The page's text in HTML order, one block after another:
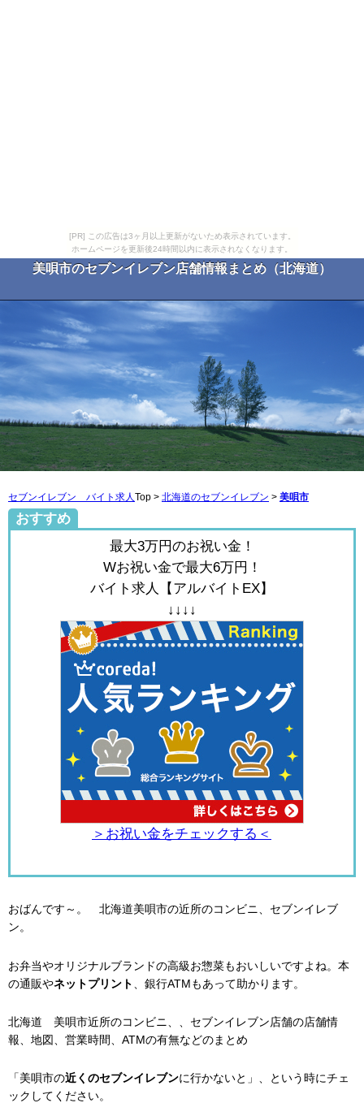
[PR] この広告は3ヶ月以上更新がないため表示されています。
ホームページを更新後24時間以内に表示されなくなります。
美唄市のセブンイレブン店舗情報まとめ（北海道）
セブンイレブン バイト求人 Top > 北海道のセブンイレブン > 美唄市
おすすめ
最大3万円のお祝い金！
Wお祝い金で最大6万円！
バイト求人【アルバイトEX】
↓↓↓↓
＞お祝い金をチェックする＜
おばんです～。 北海道美唄市の近所のコンビニ、セブンイレブ
ン。
お弁当やオリジナルブランドの高級お惣菜もおいしいですよね。本
の通販やネットプリント 、銀行ATMもあって助かります。
北海道 美唄市近所のコンビニ、、セブンイレブン店舗の店舗情
報、地図、営業時間、ATMの有無などのまとめ
「美唄市の近くのセブンイレブンに行かないと」、という時にチェ
ックしてください。